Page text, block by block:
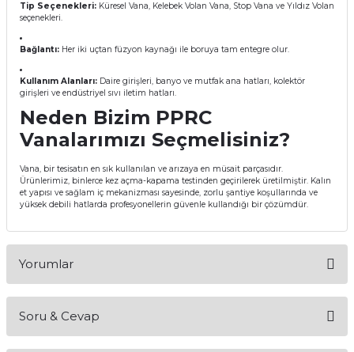
Tip Seçenekleri: Küresel Vana, Kelebek Volan Vana, Stop Vana ve Yıldız Volan
seçenekleri.
Bağlantı: Her iki uçtan füzyon kaynağı ile boruya tam entegre olur.
Kullanım Alanları: Daire girişleri, banyo ve mutfak ana hatları, kolektör
girişleri ve endüstriyel sıvı iletim hatları.
Neden Bizim PPRC
Vanalarımızı Seçmelisiniz?
Vana, bir tesisatın en sık kullanılan ve arızaya en müsait parçasıdır.
Ürünlerimiz, binlerce kez açma-kapama testinden geçirilerek üretilmiştir. Kalın
et yapısı ve sağlam iç mekanizması sayesinde, zorlu şantiye koşullarında ve
yüksek debili hatlarda profesyonellerin güvenle kullandığı bir çözümdür.
Yorumlar
Soru & Cevap